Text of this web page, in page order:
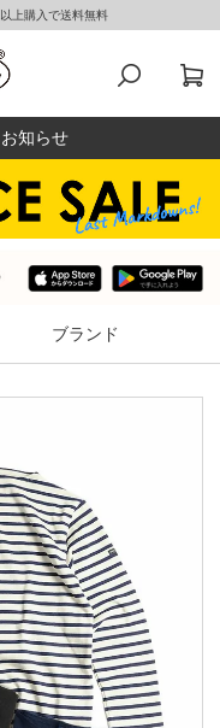
上購入で送料無料
知らせ
ブランド